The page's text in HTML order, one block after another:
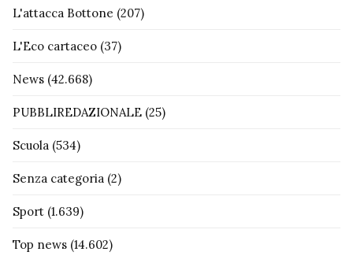
L'attacca Bottone (207)
L'Eco cartaceo (37)
News (42.668)
PUBBLIREDAZIONALE (25)
Scuola (534)
Senza categoria (2)
Sport (1.639)
Top news (14.602)